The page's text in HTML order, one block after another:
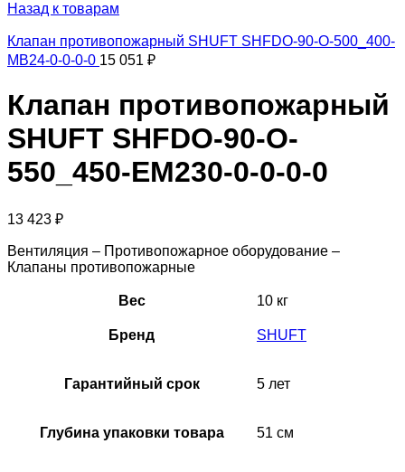
Назад к товарам
Клапан противопожарный SHUFT SHFDO-90-O-500_400-
MB24-0-0-0-0 15 051 ₽
Клапан противопожарный
SHUFT SHFDO-90-O-
550_450-EM230-0-0-0-0
13 423 ₽
Вентиляция – Противопожарное оборудование –
Клапаны противопожарные
Вес 10 кг
Бренд SHUFT
Гарантийный срок 5 лет
Глубина упаковки товара 51 см